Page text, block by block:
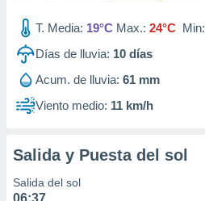
1199T. Media: 19°C Max.: 24°C Min:
Días de lluvia: 10 días
Acum. de lluvia: 61 mm
Viento medio: 11 km/h
Salida y Puesta del sol
Salida del sol
06:37